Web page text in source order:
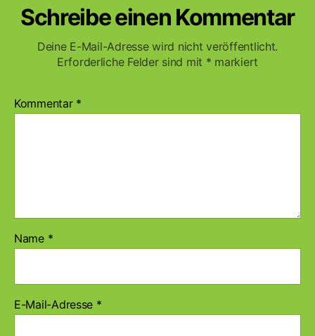
Schreibe einen Kommentar
Deine E-Mail-Adresse wird nicht veröffentlicht.
Erforderliche Felder sind mit * markiert
Kommentar *
Name *
E-Mail-Adresse *